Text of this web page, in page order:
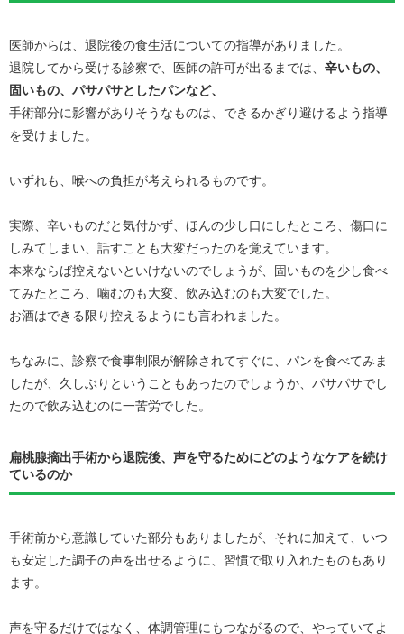
医師からは、退院後の食生活についての指導がありました。
退院してから受ける診察で、医師の許可が出るまでは、 辛いもの、
固いもの、パサパサとしたパンなど、
手術部分に影響がありそうなものは、できるかぎり避けるよう指導
を受けました。
いずれも、喉への負担が考えられるものです。
実際、辛いものだと気付かず、ほんの少し口にしたところ、傷口に
しみてしまい、話すことも大変だったのを覚えています。
本来ならば控えないといけないのでしょうが、固いものを少し食べ
てみたところ、噛むのも大変、飲み込むのも大変でした。
お酒はできる限り控えるようにも言われました。
ちなみに、診察で食事制限が解除されてすぐに、パンを食べてみま
したが、久しぶりということもあったのでしょうか、パサパサでし
たので飲み込むのに一苦労でした。
扁桃腺摘出手術から退院後、声を守るためにどのようなケアを続け
ているのか
手術前から意識していた部分もありましたが、それに加えて、いつ
も安定した調子の声を出せるように、習慣で取り入れたものもあり
ます。
声を守るだけではなく、体調管理にもつながるので、やっていてよ